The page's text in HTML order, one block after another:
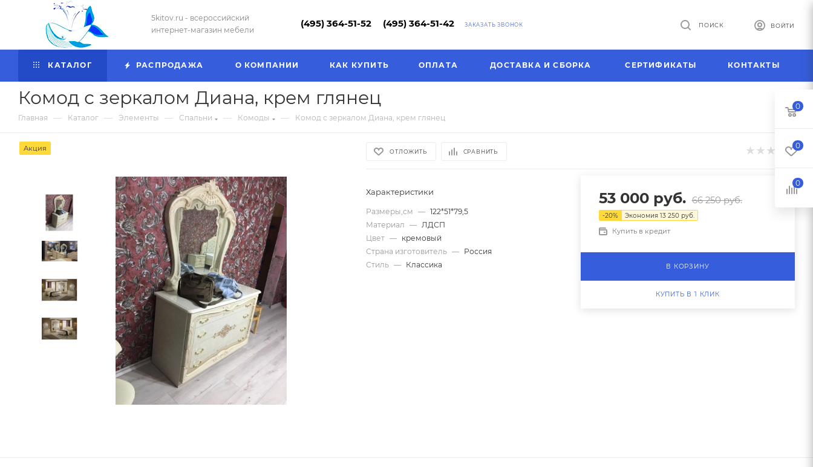
5kitov.ru - всероссийский
интернет-магазин мебели
(495) 364-51-52 (495) 364-51-42 ЗАКАЗАТЬ ЗВОНОК ВОЙТИ
ПОИСК
КАТАЛОГ РАСПРОДАЖА О КОМПАНИИ КАК КУПИТЬ ОПЛАТА ДОСТАВКА И СБОРКА СЕРТИФИКАТЫ КОНТАКТЫ
Комод с зеркалом Диана, крем глянец
Главная — Каталог — Элементы — Спальни — Комоды — Комод с зеркалом Диана, крем глянец
Акция ОТЛОЖИТЬ СРАВНИТЬ
Характеристики
Размеры,см — 122*51*79,5
Материал
— ЛДСП
Цвет — кремовый
Страна изготовитель — Россия
Стиль — Классика
53 000руб. 66 250руб.
-20% Экономия 13 250руб.
Купить в кредит
В КОРЗИНУ
КУПИТЬ В 1 КЛИК
0
0
0